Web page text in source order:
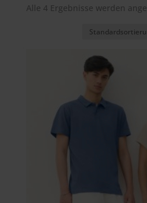
Alle 4 Ergebnisse werden